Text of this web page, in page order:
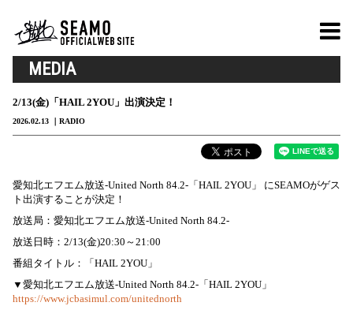
MEDIA
2/13(金)「HAIL 2YOU」出演決定！
2026.02.13 RADIO
愛知北エフエム放送-United North 84.2-「HAIL 2YOU」 にSEAMOがゲス
ト出演することが決定！
放送局：愛知北エフエム放送-United North 84.2-
放送日時：2/13(金)20:30～21:00
番組タイトル：「HAIL 2YOU」
▼愛知北エフエム放送-United North 84.2-「HAIL 2YOU」
https://www.jcbasimul.com/unitednorth